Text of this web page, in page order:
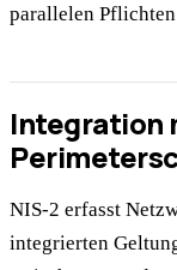
parallelen
Integration
NIS-2 erfasst
integrierten